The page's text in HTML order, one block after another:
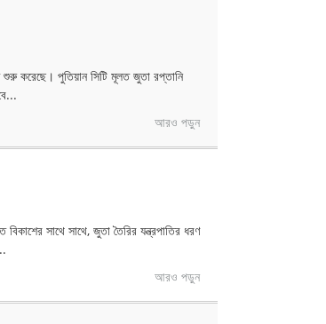
শুরু করেছে। পুতিয়ান সিটি মূলত জুতা রপ্তানি
আরও পড়ুন
সাথে সাথে, জুতা তৈরির যন্ত্রপাতির ধরণ
আরও পড়ুন